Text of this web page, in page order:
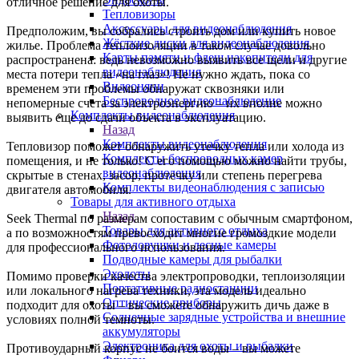
Тепловизоры
Аксессуары для видеонаблюдения
Жёсткие диски для видеонаблюдения
Карты памяти и флеш накопители для
видеонаблюдения
Видеоняни
Беспроводное видеонаблюдение
Комплекты видеонаблюдения
Назад
Комплекты видеонаблюдения
Комплекты беспроводных камер
видеонаблюдения
Комплекты видеонаблюдения с записью
Товары для активного отдыха
Назад
Товары для активного отдыха
Фотоловушки и лесные камеры
Подводные камеры для рыбалки
Эхолоты
Портативные радиостанции
Оптические приборы
Солнечные зарядные устройства и внешние
аккумуляторы
Электроника для охоты и рыбалки
Предположим, вы собрались строить дом или купить новое
жилье. Проблема теплоизоляции в таком случае довольно
распространена: ведь невозможно выявить все щели и другие
места потери тепла «на глаз»! Не нужно ждать, пока со
временем эти проблемы обнаружат сквозняки или
непомерные счета за электроэнергию – их вполне можно
выявить еще до сдачи объекта в эксплуатацию.
Тепловизор поможет обнаружить утечку тепла или холода из
помещения, и не только! С его помощью можно найти трубы,
скрытые в стенах, засор, протечку или степень перегрева
двигателя автомобиля.
Seek Thermal по размерам сопоставим с обычным смартфоном,
а по возможностям превосходит многие громоздкие модели
для профессионального использования.
Помимо проверки качества электропроводки, теплоизоляции
или локального нагрева техники, эта модель идеально
подходит для охоты – вы сможете обнаружить дичь даже в
условиях полной темноты.
Противоударный корпус не боится воды – вы можете